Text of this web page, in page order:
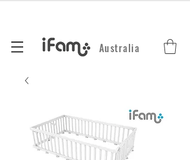
Australia